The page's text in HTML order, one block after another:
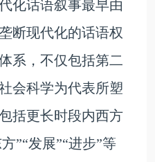
化话语叙事最早由
断现代化的话语权
系，不仅包括第二
会科学为代表所塑
括更长时段内西方
”“发展”“进步”等